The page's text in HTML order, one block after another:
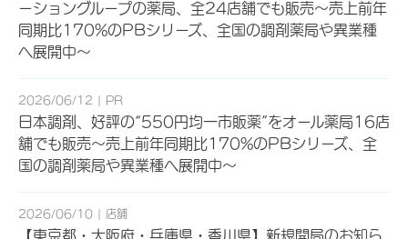
ーショングループの薬局、全24店舗でも販売～売上前年
同期比170%のPBシリーズ、全国の調剤薬局や異業種
へ展開中～
2026/06/12 PR
日本調剤、好評の“550円均一市販薬”をオール薬局16店
舗でも販売～売上前年同期比170%のPBシリーズ、全
国の調剤薬局や異業種へ展開中～
2026/06/10 店舗
【東京都・大阪府・兵庫県・香川県】新規開局のお知ら